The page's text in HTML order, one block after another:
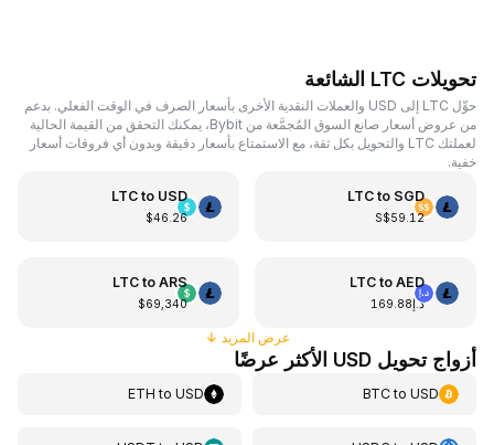
تحويلات LTC الشائعة
حوِّل LTC إلى USD والعملات النقدية الأخرى بأسعار الصرف في الوقت الفعلي. بدعم
من عروض أسعار صانع السوق المُجمَّعة من Bybit، يمكنك التحقق من القيمة الحالية
لعملتك LTC والتحويل بكل ثقة، مع الاستمتاع بأسعار دقيقة وبدون أي فروقات أسعار
خفية.
LTC to SGD
S$59.12
LTC to USD
$46.26
LTC toAED
د.إ169.88
LTC toARS
$69,340
عرض المزيد↓
أزواج تحويل USD الأكثر عرضًا
BTCtoUSD
ETH toUSD